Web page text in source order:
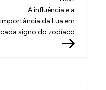
Post
A influência e a
importância da Lua em
cada signo do zodíaco